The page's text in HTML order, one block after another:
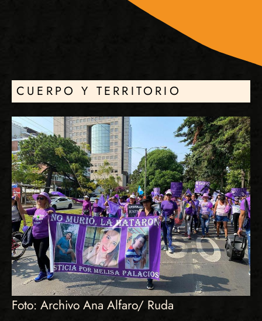
CUERPO Y TERRITORIO
Foto: Archivo Ana Alfaro/ Ruda